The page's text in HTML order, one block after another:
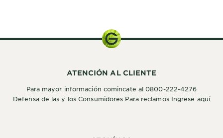
ATENCIÓN AL CLIENTE
Para mayor información comincate al 0800-222-4276
Defensa de las y los Consumidores Para reclamos Ingrese aquí